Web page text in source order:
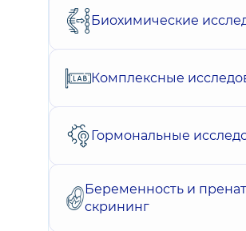
Биохимические
Комплексные
Гормональные
Беременность и
скрининг